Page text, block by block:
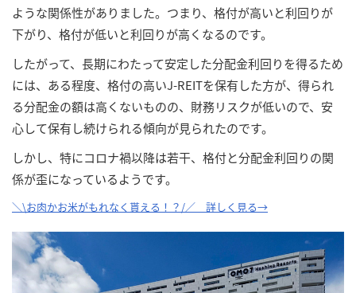
ような関係性がありました。つまり、格付が高いと利回りが
下がり、格付が低いと利回りが高くなるのです。
したがって、長期にわたって安定した分配金利回りを得るため
には、ある程度、格付の高いJ-REITを保有した方が、得られ
る分配金の額は高くないものの、財務リスクが低いので、安
心して保有し続けられる傾向が見られたのです。
しかし、特にコロナ禍以降は若干、格付と分配金利回りの関
係が歪になっているようです。
＼\お肉かお米がもれなく貰える！？/／ 詳しく見る→